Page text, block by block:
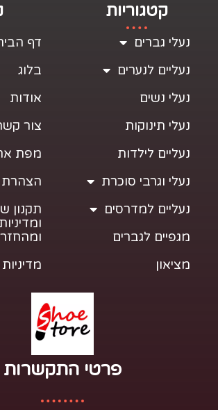
קטגוריות
נעלי גברים
נעליים לנערים
נעלי נשים
נעלי תינוקות
נעליים לילדות
נעלי וגרבי סוכרת
נעליים למדרסים
מגפיים לגברים
מציאון
דף
בלוג
אודות
צור
מפת
הצהרת
תקנון
פרטי התקשרות​